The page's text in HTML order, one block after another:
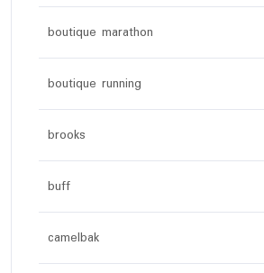
boutique marathon
boutique running
brooks
buff
camelbak